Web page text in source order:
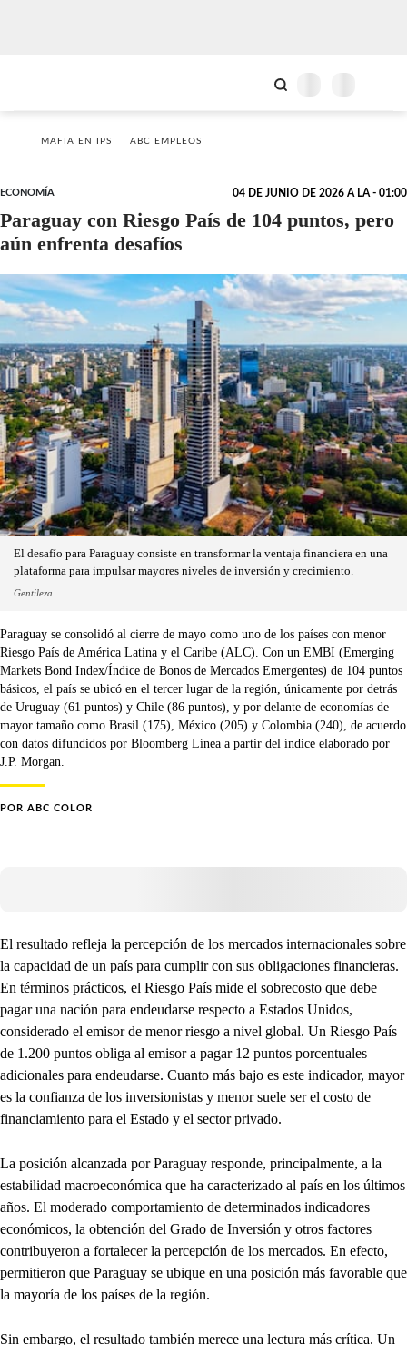
MAFIA EN IPS ABC EMPLEOS
ECONOMÍA 04 DE JUNIO DE 2026 A LA - 01:00
Paraguay con Riesgo País de 104 puntos, pero
aún enfrenta desafíos
El desafío para Paraguay consiste en transformar la ventaja financiera en una
plataforma para impulsar mayores niveles de inversión y crecimiento.
Gentileza
Paraguay se consolidó al cierre de mayo como uno de los países con menor
Riesgo País de América Latina y el Caribe (ALC). Con un EMBI (Emerging
Markets Bond Index/Índice de Bonos de Mercados Emergentes) de 104 puntos
básicos, el país se ubicó en el tercer lugar de la región, únicamente por detrás
de Uruguay (61 puntos) y Chile (86 puntos), y por delante de economías de
mayor tamaño como Brasil (175), México (205) y Colombia (240), de acuerdo
con datos difundidos por Bloomberg Línea a partir del índice elaborado por
J.P. Morgan.
POR ABC COLOR
El resultado refleja la percepción de los mercados internacionales sobre
la capacidad de un país para cumplir con sus obligaciones financieras.
En términos prácticos, el Riesgo País mide el sobrecosto que debe
pagar una nación para endeudarse respecto a Estados Unidos,
considerado el emisor de menor riesgo a nivel global. Un Riesgo País
de 1.200 puntos obliga al emisor a pagar 12 puntos porcentuales
adicionales para endeudarse. Cuanto más bajo es este indicador, mayor
es la confianza de los inversionistas y menor suele ser el costo de
financiamiento para el Estado y el sector privado.
La posición alcanzada por Paraguay responde, principalmente, a la
estabilidad macroeconómica que ha caracterizado al país en los últimos
años. El moderado comportamiento de determinados indicadores
económicos, la obtención del Grado de Inversión y otros factores
contribuyeron a fortalecer la percepción de los mercados. En efecto,
permitieron que Paraguay se ubique en una posición más favorable que
la mayoría de los países de la región.
Sin embargo, el resultado también merece una lectura más crítica. Un